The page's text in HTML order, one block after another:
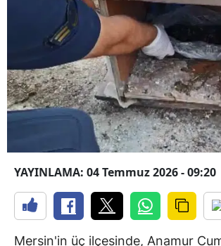
YAYINLAMA: 04 Temmuz 2026 - 09:20
Mersin'in üç ilçesinde, Anamur